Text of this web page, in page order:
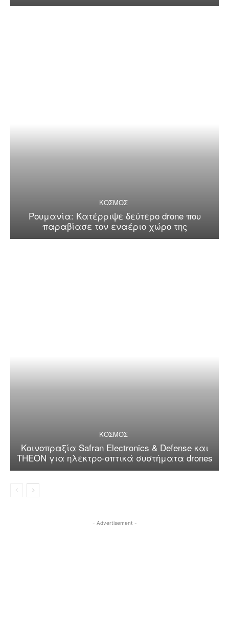
ΚΟΣΜΟΣ
Ρουμανία: Κατέρριψε δεύτερο drone που
παραβίασε τον εναέριο χώρο της
ΚΟΣΜΟΣ
Κοινοπραξία Safran Electronics & Defense και
THEON για ηλεκτρο-οπτικά συστήματα drones
- Advertisement -